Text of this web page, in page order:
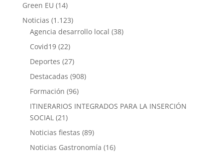
Green EU (14)
Noticias (1.123)
Agencia desarrollo local (38)
Covid19(22)
Deportes (27)
Destacadas (908)
Formación (96)
ITINERARIOS INTEGRADOS PARA LA INSERCIÓN
SOCIAL(21)
Noticias fiestas (89)
Noticias Gastronomía (16)